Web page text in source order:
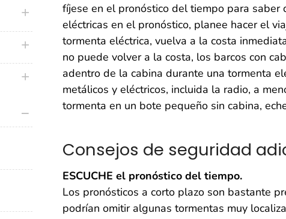
fíjese en el pronóstico del tiempo para
eléctricas en el pronóstico, planee hacer el
tormenta eléctrica, vuelva a la costa
no puede volver a la costa, los barcos con
adentro de la cabina durante una tormenta
metálicos y eléctricos, incluida la radio, a
tormenta en un bote pequeño sin cabina,
Consejos de seguridad
ESCUCHE el pronóstico del tiempo.
Los pronósticos a corto plazo son bastante
podrían omitir algunas tormentas muy
plus icon
plus icon
plus icon